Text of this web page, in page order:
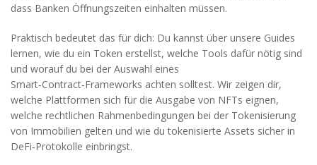
dass Banken Öffnungszeiten einhalten müssen.
Praktisch bedeutet das für dich: Du kannst über unsere Guides
lernen, wie du ein Token erstellst, welche Tools dafür nötig sind
und worauf du bei der Auswahl eines
Smart‑Contract‑Frameworks achten solltest. Wir zeigen dir,
welche Plattformen sich für die Ausgabe von NFTs eignen,
welche rechtlichen Rahmenbedingungen bei der Tokenisierung
von Immobilien gelten und wie du tokenisierte Assets sicher in
DeFi‑Protokolle einbringst.